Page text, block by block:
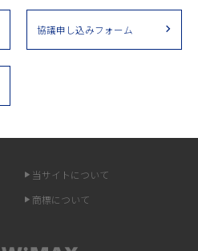
協議申し込みフォーム
当サイトについて
商標について